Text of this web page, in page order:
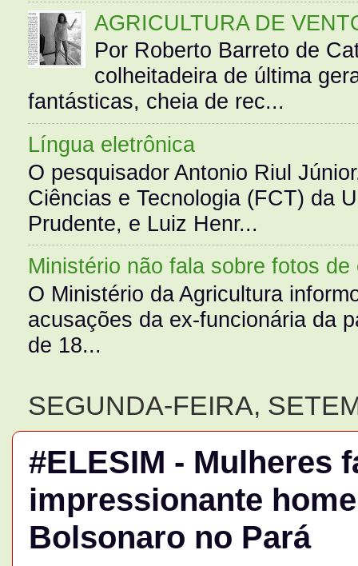
AGRICULTURA DE
Por Roberto Barreto de
colheitadeira de última
fantásticas, cheia de rec...
Língua eletrônica
O pesquisador Antonio Riul
Ciências e Tecnologia (FCT) da
Prudente, e Luiz Henr...
Ministério não fala sobre fotos de
O Ministério da Agricultura
acusações da ex-funcionária da
de 18...
SEGUNDA-FEIRA,
#ELESIM - Mulheres
impressionante
Bolsonaro no Pará